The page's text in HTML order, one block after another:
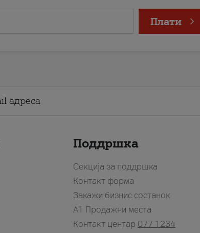
Плати
Поддршка
Секција за поддршка
Контакт форма
Закажи бизнис состанок
A1 Продажни места
Контакт центар 077 1234